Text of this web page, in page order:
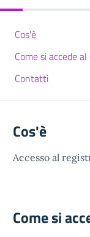
Cos'è
Come si accede
Contatti
Cos'è
Accesso al
Come si